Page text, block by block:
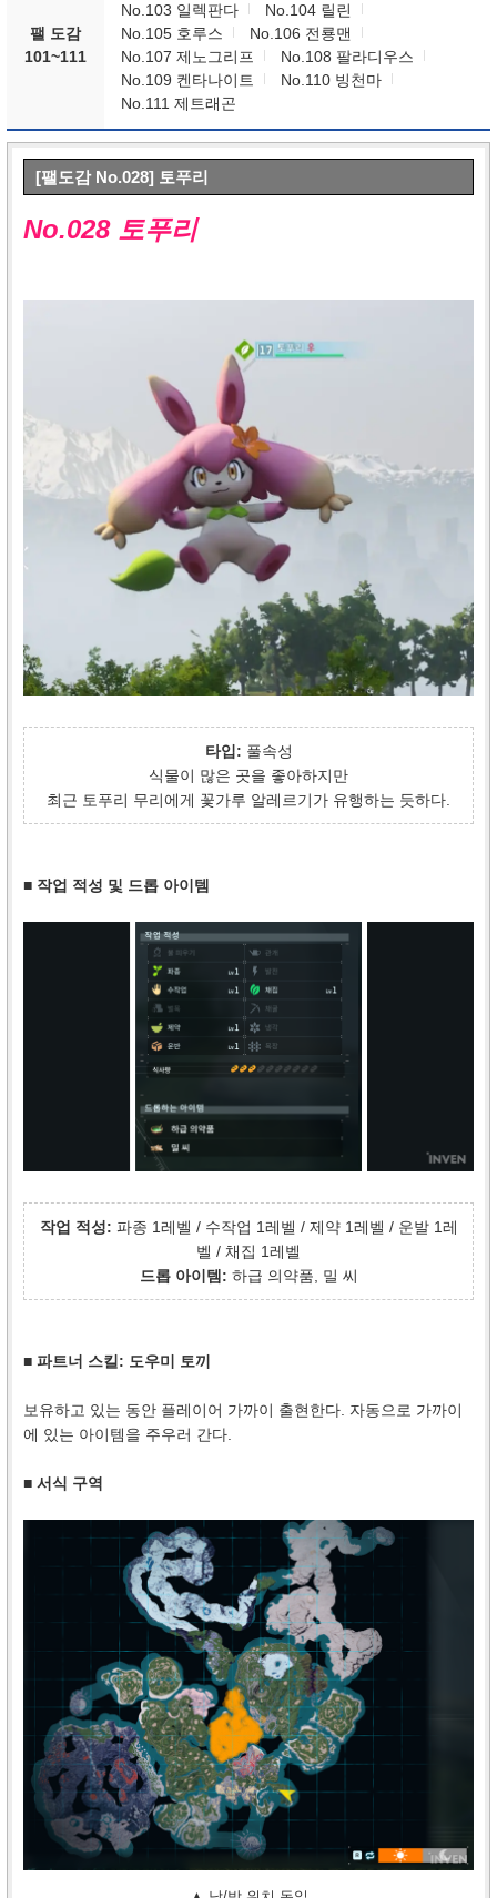
팰 도감
101~111
No.103 일렉판다
No.104 릴린
No.105 호루스
No.106 전룡맨
No.107 제노그리프
No.108 팔라디우스
No.109 켄타나이트
No.110 빙천마
No.111 제트래곤
[팰도감 No.028] 토푸리
No.028 토푸리
타입: 풀속성
식물이 많은 곳을 좋아하지만
최근 토푸리 무리에게 꽃가루 알레르기가 유행하는 듯하다.
■ 작업 적성 및 드롭 아이템
작업 적성: 파종 1레벨 / 수작업 1레벨 / 제약 1레벨 / 운발 1레
벨 / 채집 1레벨
드롭 아이템: 하급 의약품, 밀 씨
■ 파트너 스킬: 도우미 토끼
보유하고 있는 동안 플레이어 가까이 출현한다. 자동으로 가까이
에 있는 아이템을 주우러 간다.
■ 서식 구역